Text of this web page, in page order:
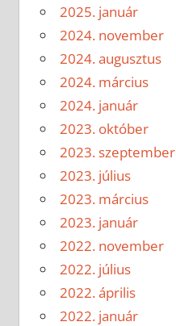
2025. január
2024. november
2024. augusztus
2024. március
2024. január
2023. október
2023. szeptember
2023. július
2023. március
2023. január
2022. november
2022. július
2022. április
2022. január